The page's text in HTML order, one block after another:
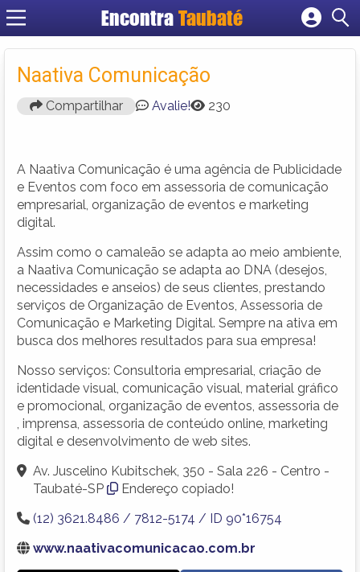
EncontraTaubaté
Cadastrar empresa
Fazer login
Criar conta
Naativa Comunicação
Compartilhar Avalie! 230
A Naativa Comunicação é uma agência de Publicidade
e Eventos com foco em assessoria de comunicação
empresarial, organização de eventos e marketing
digital.
Assim como o camaleão se adapta ao meio ambiente,
a Naativa Comunicação se adapta ao DNA (desejos,
necessidades e anseios) de seus clientes, prestando
serviços de Organização de Eventos, Assessoria de
Comunicação e Marketing Digital. Sempre na ativa em
busca dos melhores resultados para sua empresa!
Nosso serviços: Consultoria empresarial, criação de
identidade visual, comunicação visual, material gráfico
e promocional, organização de eventos, assessoria de
, imprensa, assessoria de conteúdo online, marketing
digital e desenvolvimento de web sites.
Av. Juscelino Kubitschek, 350 - Sala 226 - Centro -
Taubaté-SP
Endereço copiado!
(12) 3621.8486 / 7812-5174 / ID 90*16754
www.naativacomunicacao.com.br